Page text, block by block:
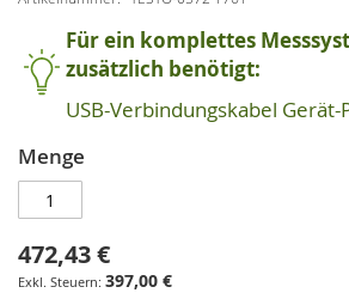
Für ein komplettes
zusätzlich benötigt:
USB-Verbindungskabel Gerät-
Menge
472,43 €
397,00 €